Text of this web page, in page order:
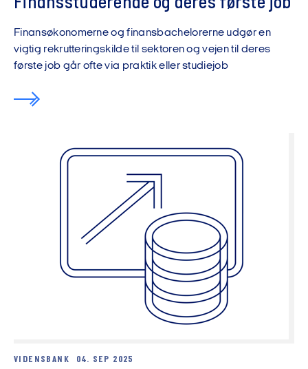
Finansøkonomerne og finansbachelorerne udgør en
vigtig rekrutteringskilde til sektoren og vejen til deres
første job går ofte via praktik eller studiejob
VIDENSBANK 04. SEP 2025